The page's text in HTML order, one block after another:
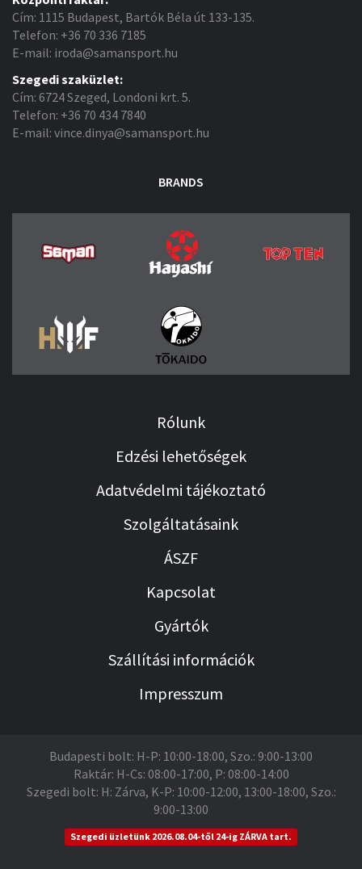
Cím: 1115 Budapest, Bartók Béla út 133-135.
Telefon: +36 70 336 7185
E-mail: iroda@samansport.hu
Szegedi szaküzlet:
Cím: 6724 Szeged, Londoni krt. 5.
Telefon: +36 70 434 7840
E-mail: vince.dinya@samansport.hu
BRANDS
Rólunk
Edzési lehetőségek
Adatvédelmi tájékoztató
Szolgáltatásaink
ÁSZF
Kapcsolat
Gyártók
Szállítási információk
Impresszum
Budapesti bolt: H-P: 10:00-18:00, Szo.: 9:00-13:00
Raktár: H-Cs: 08:00-17:00, P: 08:00-14:00
Szegedi bolt: H: Zárva, K-P: 10:00-12:00, 13:00-18:00, Szo.:
9:00-13:00
Szegedi üzletünk 2026.08.04-től 24-ig ZÁRVA tart.